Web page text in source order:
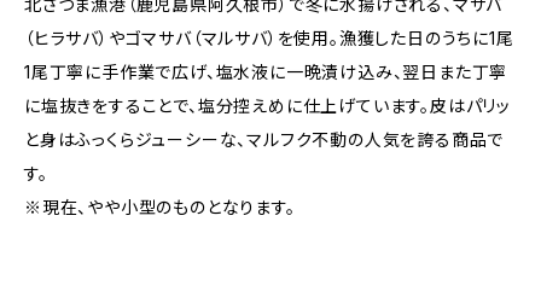
北さつま漁港（鹿児島県阿久根市）で冬に水揚げされる、マサバ
（ヒラサバ）やゴマサバ（マルサバ）を使用。漁獲した日のうちに1尾
1尾丁寧に手作業で広げ、塩水液に一晩漬け込み、翌日また丁寧
に塩抜きをすることで、塩分控えめに仕上げています。皮はパリッ
と身はふっくらジューシーな、マルフク不動の人気を誇る商品で
す。
※現在、やや小型のものとなります。